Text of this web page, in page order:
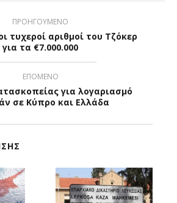
ΠΡΟΗΓΟΥΜΕΝΟ
τυχεροί αριθμοί του Τζόκερ
για τα €7.000.000
ΕΠΟΜΕΝΟ
για λογαριασμό
σε Κύπρο και Ελλάδα